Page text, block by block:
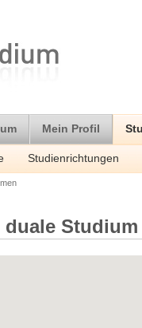
Mein Profil
Studienrichtungen